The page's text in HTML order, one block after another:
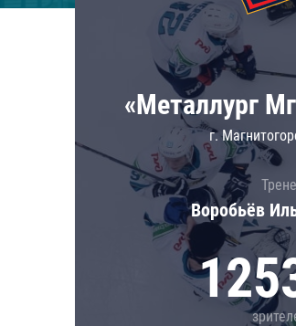
ЦСКА
«Металлург
г.
Воробьёв